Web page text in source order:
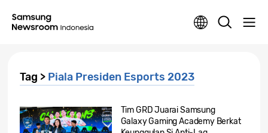
Tag > Piala Presiden Esports 2023
Tim GRD Juarai Samsung
Galaxy Gaming Academy Berkat